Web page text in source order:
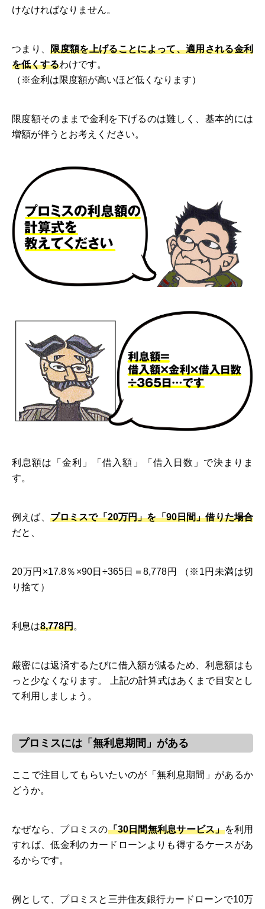
けなければなりません。
つまり、限度額を上げることによって、適用される金利
を低くするわけです。
（※金利は限度額が高いほど低くなります）
限度額そのままで金利を下げるのは難しく、基本的には
増額が伴うとお考えください。
利息額は「金利」「借入額」「借入日数」で決まりま
す。
例えば、 プロミスで「20万円」を「90日間」借りた場合
だと、
20万円×17.8％×90日÷365日＝8,778円 （※1円未満は切
り捨て）
利息は8,778円。
厳密には返済するたびに借入額が減るため、利息額はも
っと少なくなります。 上記の計算式はあくまで目安とし
て利用しましょう。
プロミスには「無利息期間」がある
ここで注目してもらいたいのが「無利息期間」があるか
どうか。
なぜなら、プロミスの「30日間無利息サービス」を利用
すれば、低金利のカードローンよりも得するケースがあ
るからです。
例として、プロミスと三井住友銀行カードローンで10万